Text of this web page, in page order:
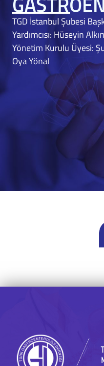
TGD İstanbul Şubesi
Yardımcısı: Hüseyin
Yönetim Kurulu Üyesi:
Oya Yönal